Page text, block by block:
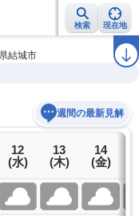
検索 現在地
・注意報 ラ
結城市
週間の最新見解
12
(水)
13
(木)
14
(金)